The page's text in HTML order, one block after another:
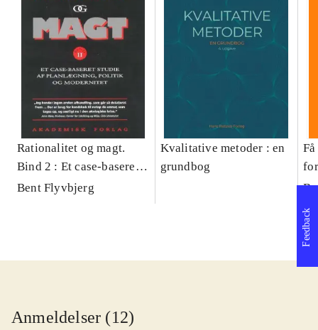
Rationalitet og magt.
Bind 2 : Et case-baseret
studie af planlægning,
Bent Flyvbjerg
Kvalitative metoder : en
grundbog
Anmeldelser (12)
Feedback